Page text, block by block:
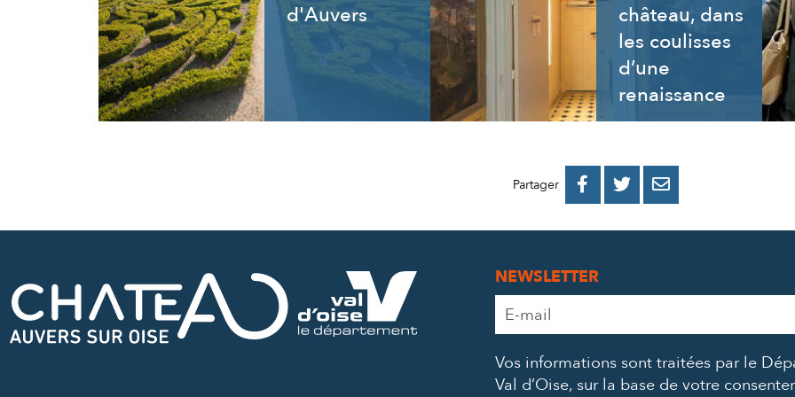
d'Auvers
château, dans
les coulisses
d’une
renaissance
Partager 
PARTAGER
PARTAGER
PARTAGER
NEWSLETTER
Adresse
e-
*
Vos informations sont traitées par le
Val d’Oise, sur la base de votre